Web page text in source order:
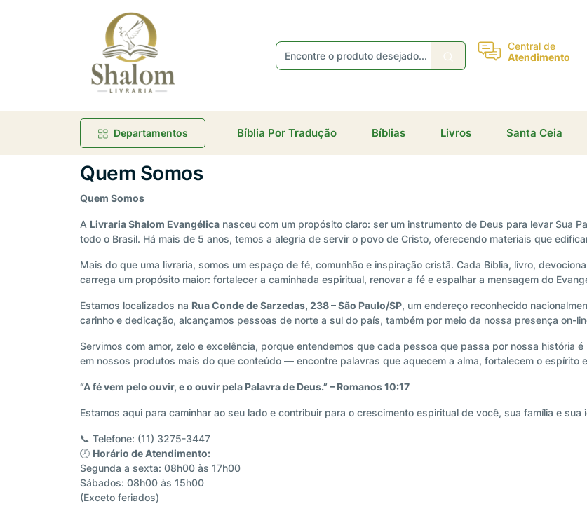
Central de
Atendimento
Departamentos Bíblia Por Tradução Bíblias Livros Santa Ceia
Quem Somos
Quem Somos
A Livraria Shalom Evangélica nasceu com um propósito claro: ser um instrumento de Deus para levar Sua
todo o Brasil. Há mais de 5 anos, temos a alegria de servir o povo de Cristo, oferecendo materiais que
Mais do que uma livraria, somos um espaço de fé, comunhão e inspiração cristã. Cada Bíblia, livro,
carrega um propósito maior: fortalecer a caminhada espiritual, renovar a fé e espalhar a mensagem do
Estamos localizados na Rua Conde de Sarzedas, 238 – São Paulo/SP, um endereço reconhecido
carinho e dedicação, alcançamos pessoas de norte a sul do país, também por meio da nossa presença on-
Servimos com amor, zelo e excelência, porque entendemos que cada pessoa que passa por nossa história
em nossos produtos mais do que conteúdo — encontre palavras que aquecem a alma, fortalecem o espírito
“A fé vem pelo ouvir, e o ouvir pela Palavra de Deus.” – Romanos 10:17
Estamos aqui para caminhar ao seu lado e contribuir para o crescimento espiritual de você, sua família e sua
📞 Telefone: (11) 3275-3447
🕗 Horário de Atendimento:
Segunda a sexta: 08h00 às 17h00
Sábados: 08h00 às 15h00
(Exceto feriados)